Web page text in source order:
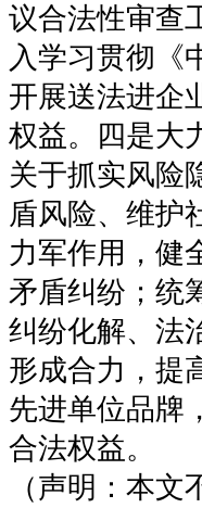
议合法性审查
入学习贯彻《
开展送法进企
权益。四是大
关于抓实风险
盾风险、维护
力军作用，健
矛盾纠纷；统
纠纷化解、法
形成合力，提
先进单位品牌
合法权益。
（声明：本